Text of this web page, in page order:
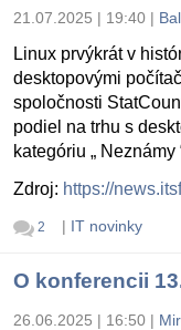
21.07.2025 | 19:40 |
Linux prvýkrát v
desktopovými
spoločnosti
podiel na trhu s
kategóriu „
Zdroj: https://
2 | IT novinky
O konferencii
26.06.2025 | 16:50 |